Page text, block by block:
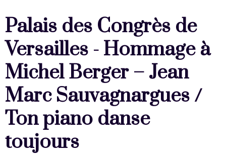
Palais des Congrès de
Versailles - Hommage à
Michel Berger – Jean
Marc Sauvagnargues /
Ton piano danse
toujours